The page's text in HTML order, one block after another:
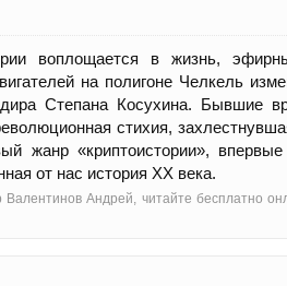
воплощается в жизнь,
на полигоне Челкель
Степана Косухина. Бывшие
стихия,
жанр «криптоистории»,
от нас история XX века.
Андрей, читайте бесплатно